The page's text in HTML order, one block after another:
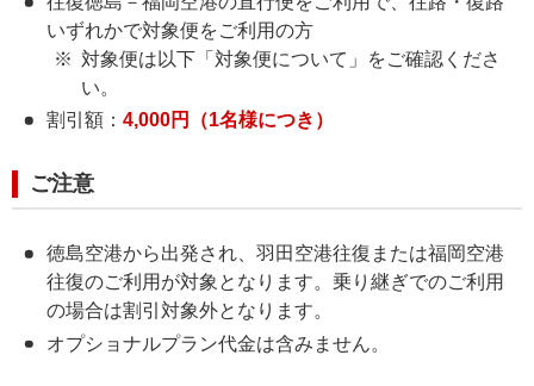
いずれかで対象便をご利用の方
対象便は以下「対象便について」をご確認くださ
い。
割引額： 4,000円（1名様につき）
ご注意
徳島空港から出発され、羽田空港往復または福岡空港
往復のご利用が対象となります。乗り継ぎでのご利用
の場合は割引対象外となります。
オプショナルプラン代金は含みません。